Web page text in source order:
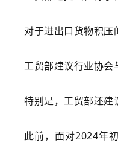
对于进出口货物积压
工贸部建议行业协会
特别是，工贸部还建
此前，面对2024年